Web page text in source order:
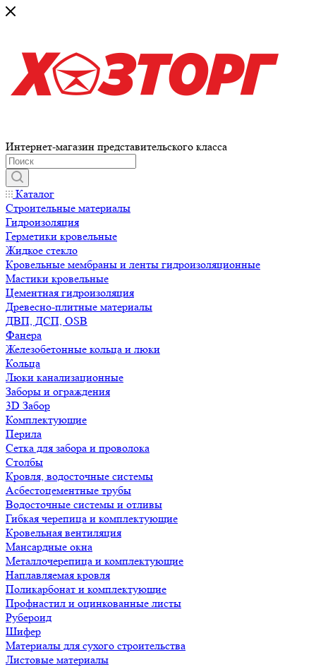
Интернет-магазин представительского класса
Каталог
Строительные материалы
Гидроизоляция
Герметики кровельные
Жидкое стекло
Кровельные мембраны и ленты гидроизоляционные
Мастики кровельные
Цементная гидроизоляция
Древесно-плитные материалы
ДВП, ДСП, OSB
Фанера
Железобетонные кольца и люки
Кольца
Люки канализационные
Заборы и ограждения
3D Забор
Комплектующие
Перила
Сетка для забора и проволока
Столбы
Кровля, водосточные системы
Асбестоцементные трубы
Водосточные системы и отливы
Гибкая черепица и комплектующие
Кровельная вентиляция
Мансардные окна
Металлочерепица и комплектующие
Наплавляемая кровля
Поликарбонат и комплектующие
Профнастил и оцинкованные листы
Рубероид
Шифер
Материалы для сухого строительства
Листовые материалы